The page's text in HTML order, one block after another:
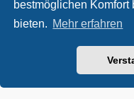
bestmöglichen Komfort
bieten. Mehr erfahren